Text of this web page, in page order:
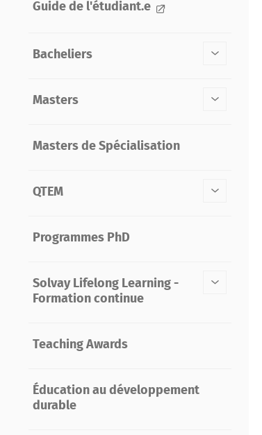
Guide de l'étudiant.e
Bacheliers
Masters
Masters de Spécialisation
QTEM
Programmes PhD
Solvay Lifelong Learning -
Formation continue
Teaching Awards
Éducation au développement
durable